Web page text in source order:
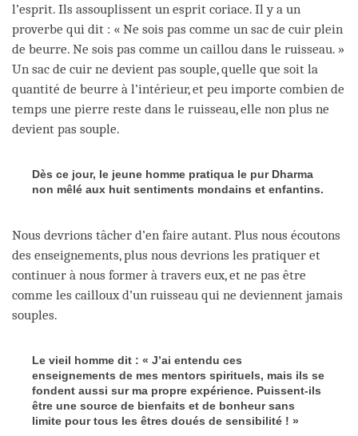
l’esprit. Ils assouplissent un esprit coriace. Il y a un
proverbe qui dit : « Ne sois pas comme un sac de cuir plein
de beurre. Ne sois pas comme un caillou dans le ruisseau. »
Un sac de cuir ne devient pas souple, quelle que soit la
quantité de beurre à l’intérieur, et peu importe combien de
temps une pierre reste dans le ruisseau, elle non plus ne
devient pas souple.
Dès ce jour, le jeune homme pratiqua le pur Dharma
non mêlé aux huit sentiments mondains et enfantins.
Nous devrions tâcher d’en faire autant. Plus nous écoutons
des enseignements, plus nous devrions les pratiquer et
continuer à nous former à travers eux, et ne pas être
comme les cailloux d’un ruisseau qui ne deviennent jamais
souples.
Le vieil homme dit : « J’ai entendu ces
enseignements de mes mentors spirituels, mais ils se
fondent aussi sur ma propre expérience. Puissent-ils
être une source de bienfaits et de bonheur sans
limite pour tous les êtres doués de sensibilité ! »